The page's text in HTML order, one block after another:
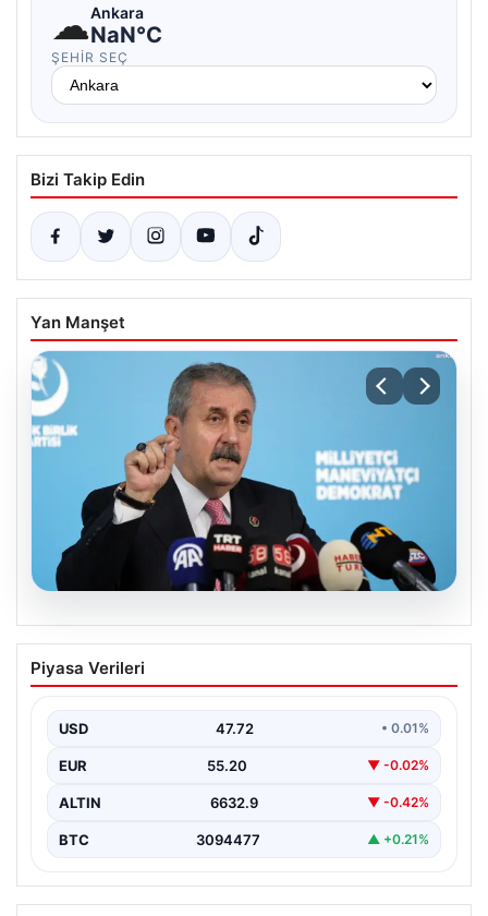
☁Ankara
NaN°C
ŞEHIR SEÇ
Bizi Takip Edin
Yan Manşet
BBP Genel Başkanı Destici’den
‘Çerçeve Yasa’ Tartışmalarına Sert
Büyük Birlik Partisi (BBP) Genel Başkanı Mustafa
toplantısında…
Piyasa Verileri
USD 47.72 • 0.01%
EUR 55.20 ▼ -0.02%
ALTIN 6632.9 ▼ -0.42%
BTC 3094477 ▲ +0.21%